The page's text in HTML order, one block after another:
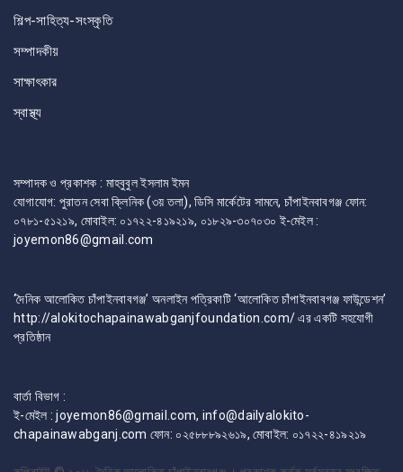
শিল্প-সাহিত্য-সংস্কৃতি
সম্পাদকীয়
সাক্ষাৎকার
স্বাস্থ্য
সম্পাদক ও প্রকাশক : মাহবুবুল ইসলাম ইমন
যোগাযোগ: পুরাতন সেবা ক্লিনিক (৩য় তলা), ডিসি মার্কেটের সামনে, চাঁপাইনবাবগঞ্জ ফোন:
০৭৮১-৫১২১৯, মোবাইল: ০১৭২২-৪১৯২১৯, ০১৮২৯-৩০৭০৩০ ই-মেইল :
joyemon86@gmail.com
‘দৈনিক আলোকিত চাঁপাইনবাবগঞ্জ’ অনলাইন পত্রিকাটি ‘আলোকিত চাঁপাইনবাবগঞ্জ ফাউন্ডেশন’
http://alokitochapainawabganjfoundation.com/ এর একটি সহযোগী
প্রতিষ্ঠান
বার্তা বিভাগ :
ই-মেইল : joyemon86@gmail.com, info@dailyalokito-
chapainawabganj.com ফোন: ০২৫৮৮৮৯২৬১৯, মোবাইল: ০১৭২২-৪১৯২১৯